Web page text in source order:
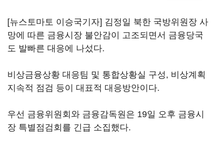
[뉴스토마토 이승국기자] 김정일 북한 국방위원장 사
망에 따른 금융시장 불안감이 고조되면서 금융당국
도 발빠른 대응에 나섰다.
비상금융상황 대응팀 및 통합상황실 구성, 비상계획
지속적 점검 등이 대표적 대응방안이다.
우선 금융위원회와 금융감독원은 19일 오후 금융시
장 특별점검회를 긴급 소집했다.